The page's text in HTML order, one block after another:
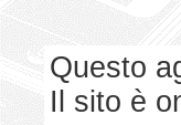
Questo
Il sito è